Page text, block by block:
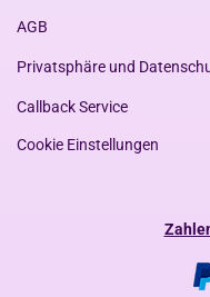
AGB
Privatsphäre und
Callback Service
Cookie Einstellungen